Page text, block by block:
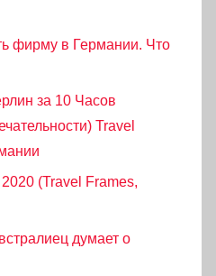
фирму в Германии. Что
за 10 Часов
Travel
(Travel Frames,
думает о